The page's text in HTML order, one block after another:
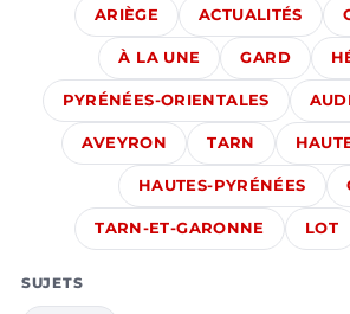
ARIÈGE ACTUALITÉS
À LA UNE GARD
PYRÉNÉES-ORIENTALES
AVEYRON TARN
HAUTES-PYRÉNÉES
TARN-ET-GARONNE LOT
SUJETS